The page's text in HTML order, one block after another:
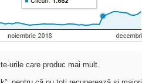
urile care produc mai mult.